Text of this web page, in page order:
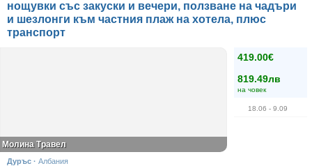
нощувки със закуски и вечери, ползване на чадъри
и шезлонги към частния плаж на хотела, плюс
транспорт
419.00€
819.49лв
на човек
18.06 - 9.09
Молина Травел
Дуръс · Албания